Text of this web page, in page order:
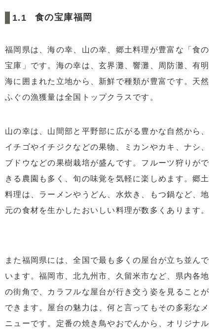
は、自宅を売却したうえで、その家を賃貸してそのまま住
み続けるという方法です。
食の宝庫福岡
福岡県は、海の幸、山の幸、郷土料理が豊富な「食の
宝庫」です。海の幸は、玄界灘、響灘、周防灘、有明
海に囲まれた立地から、新鮮で種類が豊富です。天然
ふぐの漁獲量は全国トップクラスです。
山の幸は、山間部と平野部に広がる豊かな自然から、
イチゴやイチジクなどの果物、ミカンやカキ、ナシ、
ブドウなどの果樹栽培が盛んです。フルーツ狩りがで
きる農園も多く、旬の味覚を気軽に楽しめます。郷土
料理は、ラーメンやうどん、水炊き、もつ鍋など、地
元の食材を生かしたおいしい料理が数多くあります。
また福岡県には、全国で最も多くの屋台が立ち並んで
います。福岡市、北九州市、久留米市など、県内各地
の街角で、カラフルな屋台が行き交う姿を見ることが
できます。屋台の魅力は、何と言ってもその多彩なメ
ニューです。定番の焼き鳥やおでんから、オリジナル